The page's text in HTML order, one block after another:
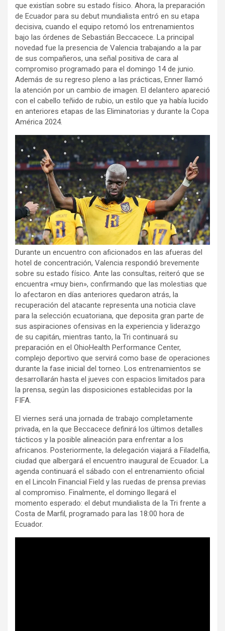
que existían sobre su estado físico. Ahora, la preparación
de Ecuador para su debut mundialista entró en su etapa
decisiva, cuando el equipo retomó los entrenamientos
bajo las órdenes de Sebastián Beccacece. La principal
novedad fue la presencia de Valencia trabajando a la par
de sus compañeros, una señal positiva de cara al
compromiso programado para el domingo 14 de junio.
Además de su regreso pleno a las prácticas, Enner llamó
la atención por un cambio de imagen. El delantero apareció
con el cabello teñido de rubio, un estilo que ya había lucido
en anteriores etapas de las Eliminatorias y durante la Copa
América 2024.
Durante un encuentro con aficionados en las afueras del
hotel de concentración, Valencia respondió brevemente
sobre su estado físico. Ante las consultas, reiteró que se
encuentra «muy bien», confirmando que las molestias que
lo afectaron en días anteriores quedaron atrás, la
recuperación del atacante representa una noticia clave
para la selección ecuatoriana, que deposita gran parte de
sus aspiraciones ofensivas en la experiencia y liderazgo
de su capitán, mientras tanto, la Tri continuará su
preparación en el OhioHealth Performance Center,
complejo deportivo que servirá como base de operaciones
durante la fase inicial del torneo. Los entrenamientos se
desarrollarán hasta el jueves con espacios limitados para
la prensa, según las disposiciones establecidas por la
FIFA.
El viernes será una jornada de trabajo completamente
privada, en la que Beccacece definirá los últimos detalles
tácticos y la posible alineación para enfrentar a los
africanos. Posteriormente, la delegación viajará a Filadelfia,
ciudad que albergará el encuentro inaugural de Ecuador. La
agenda continuará el sábado con el entrenamiento oficial
en el Lincoln Financial Field y las ruedas de prensa previas
al compromiso. Finalmente, el domingo llegará el
momento esperado: el debut mundialista de la Tri frente a
Costa de Marfil, programado para las 18:00 hora de
Ecuador.